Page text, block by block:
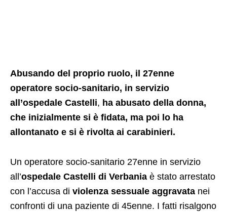
Abusando del proprio ruolo, il 27enne
operatore socio-sanitario, in servizio
all’ospedale Castelli, ha abusato della donna,
che inizialmente si è fidata, ma poi lo ha
allontanato e si è rivolta ai carabinieri.
Un operatore socio-sanitario 27enne in servizio
all’ospedale Castelli di Verbania è stato arrestato
con l’accusa di violenza sessuale aggravata nei
confronti di una paziente di 45enne. I fatti risalgono